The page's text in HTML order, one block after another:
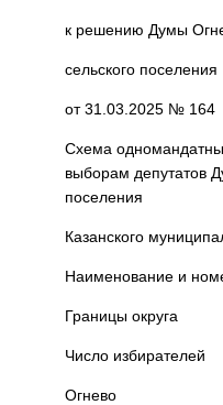
к решению Думы
сельского поселения
от 31.03.2025 № 164
Схема
выборам депутатов
поселения
Казанского
Наименование и
Границы округа
Число избирателей
Огнево